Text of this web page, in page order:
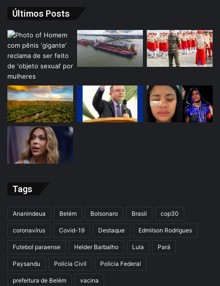
Últimos Posts
Tags
Ananindeua Belém Bolsonaro Brasil cop30
coronavírus Covid-19 Destaque Edmilson Rodrigues
Futebol paraense Helder Barbalho Lula Pará
Paysandu Polícia Civil Polícia Federal
prefeitura de Belém vacina